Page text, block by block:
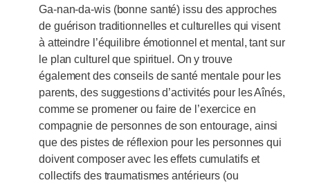
Ga-nan-da-wis (bonne santé) issu des approches
de guérison traditionnelles et culturelles qui visent
à atteindre l’équilibre émotionnel et mental, tant sur
le plan culturel que spirituel. On y trouve
également des conseils de santé mentale pour les
parents, des suggestions d’activités pour les Aînés,
comme se promener ou faire de l’exercice en
compagnie de personnes de son entourage, ainsi
que des pistes de réflexion pour les personnes qui
doivent composer avec les effets cumulatifs et
collectifs des traumatismes antérieurs (ou